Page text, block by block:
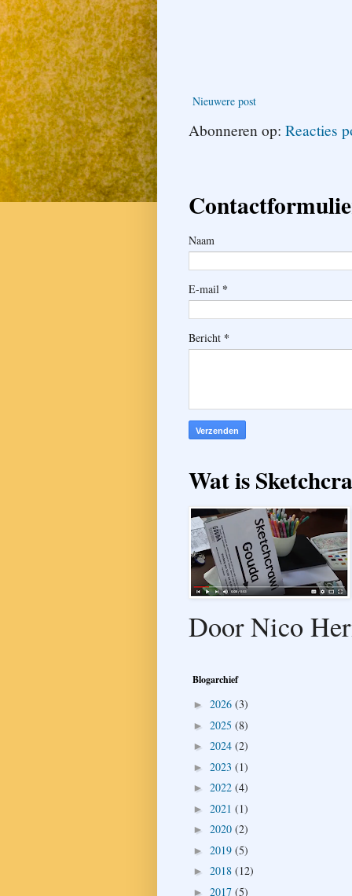
Nieuwere post
Abonneren op: Reacties
Naam
E-mail *
Bericht *
Wat is
Door Nico
Blogarchief
► 2026 (3)
► 2025 (8)
► 2024 (2)
► 2023 (1)
► 2022 (4)
► 2021 (1)
► 2020 (2)
► 2019 (5)
► 2018 (12)
► 2017 (5)